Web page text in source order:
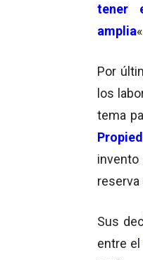
tener
amplia
Por
los
tema
reserva
Sus
entre el